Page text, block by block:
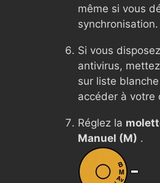
même si vous
synchronisation.
Si vous
antivirus,
sur liste
accéder à votre
Réglez la
Manuel (M) .